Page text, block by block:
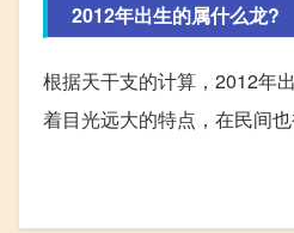
2012年出生的属什么龙?
根据天干支的计算，2012年
着目光远大的特点，在民间也